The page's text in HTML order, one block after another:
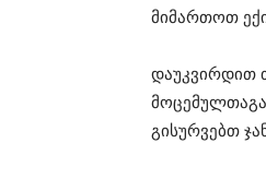
მიმართოთ
დაუკვირდით
გისურვებთ